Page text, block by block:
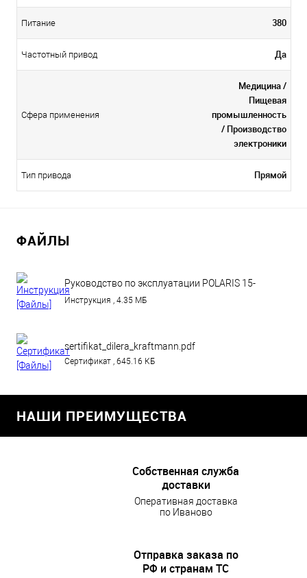
Питание 380
Частотный привод Да
Сфера применения
Медицина /
Пищевая
промышленность
/ Производство
электроники
Тип привода Прямой
ФАЙЛЫ
Руководство по эксплуатации POLARIS 15-
110.pdf
Инструкция , 4.35 МБ
sertifikat_dilera_kraftmann.pdf
Сертификат , 645.16 КБ
НАШИ ПРЕИМУЩЕСТВА
Собственная служба
доставки
Оперативная доставка
по Иваново
Отправка заказа по
РФ и странам ТС